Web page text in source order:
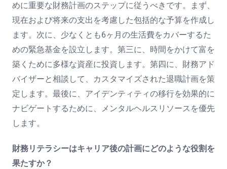
めに重要な財務計画のステップに従うべきです。まず、
現在および将来の支出を考慮した包括的な予算を作成し
ます。次に、少なくとも6ヶ月の生活費をカバーするた
めの緊急基金を設立します。第三に、時間をかけて富を
築くために多様な資産に投資します。第四に、財務アド
バイザーと相談して、カスタマイズされた退職計画を策
定します。最後に、アイデンティティの移行を効果的に
ナビゲートするために、メンタルヘルスリソースを優先
します。
財務リテラシーはキャリア後の計画にどのような役割を
果たすか？